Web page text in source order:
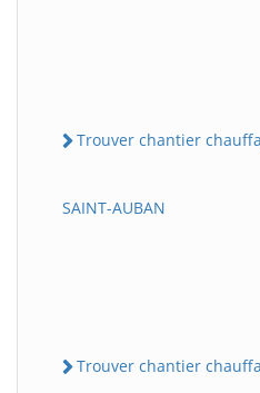
Trouver chantier
SAINT-AUBAN
Trouver chantier